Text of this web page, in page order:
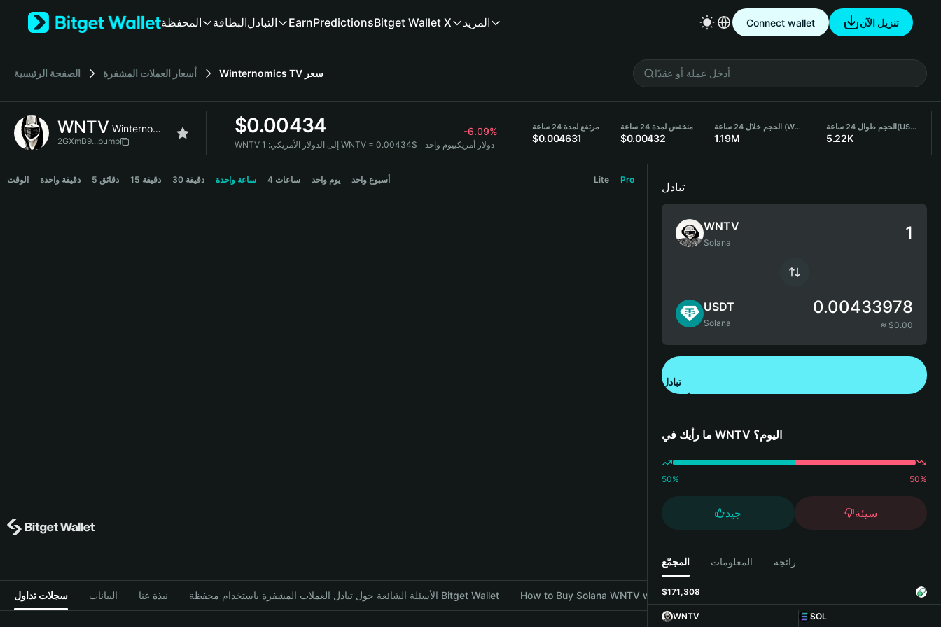
Tiếng Việt
Español (Latinoamérica)
Français
Deutsch
繁體中文
المحفظة البطاقةالتبادل EarnPredictionsBitget Wallet X المزيد Connect wallet تنزيل الآن
الصفحة الرئيسية أسعار العملات المشفرة Winternomics TV سعر
WNTV Winternomics TV
2GXmB9...pump
$0.00434 -6.09%
WNTV إلى الدولار الأمريكي: 1 WNTV = 0.00434$ دولار أمريكييوم واحد
مرتفع لمدة 24 ساعة
$0.004631
منخفض لمدة 24 ساعة
$0.00432
الحجم خلال 24 ساعة (WNTV)
1.19M
الحجم طوال 24 ساعة(USDT)
5.22K
WNTV Price Chart
الوقت دقيقة واحدة 5 دقائق 15 دقيقة 30 دقيقة ساعة واحدة 4 ساعات يوم واحد أسبوع واحد Lite Pro
سجلات تداول البيانات نبذة عنا الأسئلة الشائعة حول تبادل العملات المشفرة باستخدام محفظة Bitget Wallet How to Buy Solana WNTV with Bitget Wallet
تبادل
WNTV
Solana
USDT
Solana
0.00433978
≈ $0.00
تبادل
ما رأيك في WNTV اليوم؟
50% 50%
جيد سيئة
المجمّع المعلومات رائجة
$171,308
WNTV
SOL